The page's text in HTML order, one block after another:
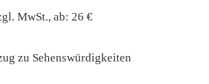
MwSt., ab: 26 €
zu Sehenswürdigkeiten